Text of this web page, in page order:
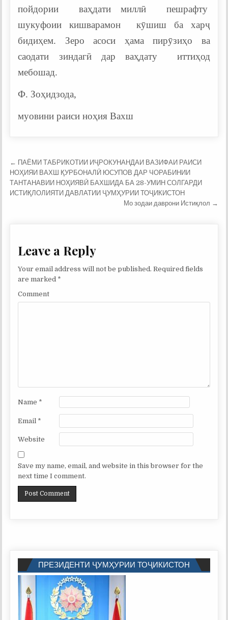
пойдории ваҳдати миллӣ пешрафту
шукуфоии кишварамон кӯшиш ба харҷ
бидиҳем. Зеро асоси ҳама пирӯзиҳо ва
саодати зиндагӣ дар ваҳдату иттиҳод
мебошад.
Ф. Зоҳидзода,
муовини раиси ноҳия Вахш
Post
navigation
← ПАЁМИ ТАБРИКОТИИ ИҶРОКУНАНДАИ ВАЗИФАИ РАИСИ
НОҲИЯИ ВАХШ ҚУРБОНАЛӢ ЮСУПОВ ДАР ЧОРАБИНИИ
ТАНТАНАВИИ НОҲИЯВӢ БАХШИДА БА 28-УМИН СОЛГАРДИ
ИСТИҚЛОЛИЯТИ ДАВЛАТИИ ҶУМҲУРИИ ТОҶИКИСТОН
Мо зодаи даврони Истиқлол →
Leave a Reply
Your email address will not be published. Required fields
are marked *
Comment
Name *
Email *
Website
Save my name, email, and website in this browser for the
next time I comment.
ПРЕЗИДЕНТИ ҶУМҲУРИИ ТОҶИКИСТОН